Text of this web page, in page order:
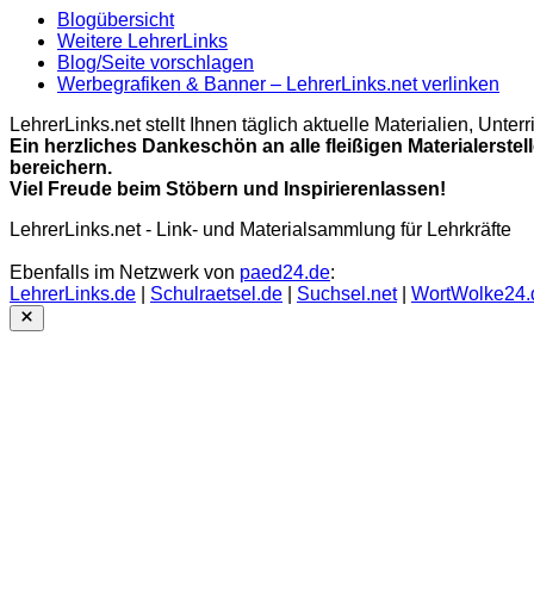
Blogübersicht
Weitere LehrerLinks
Blog/Seite vorschlagen
Werbegrafiken & Banner – LehrerLinks.net verlinken
LehrerLinks.net stellt Ihnen täglich aktuelle Materialien,
Ein herzliches Dankeschön an alle fleißigen
bereichern.
Viel Freude beim Stöbern und Inspirierenlassen!
LehrerLinks.net - Link- und Materialsammlung für Lehrkräfte
Ebenfalls im Netzwerk von paed24.de:
LehrerLinks.de
Schulraetsel.de Suchsel.net|
Close